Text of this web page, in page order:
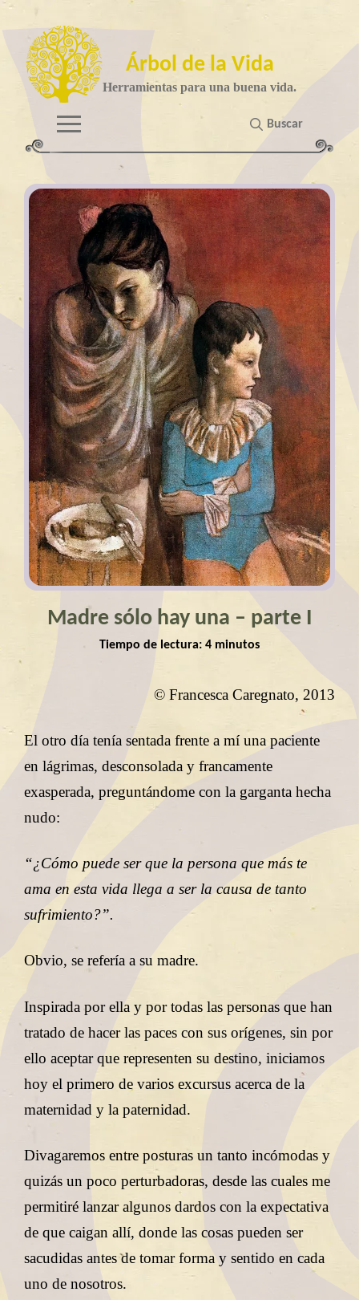
Árbol de la Vida
Herramientas para una buena vida.
Buscar
Madre sólo hay una – parte I
Tiempo de lectura: 4 minutos
© Francesca Caregnato, 2013
El otro día tenía sentada frente a mí una paciente
en lágrimas, desconsolada y francamente
exasperada, preguntándome con la garganta hecha
nudo:
“¿Cómo puede ser que la persona que más te
ama en esta vida llega a ser la causa de tanto
sufrimiento?”.
Obvio, se refería a su madre.
Inspirada por ella y por todas las personas que han
tratado de hacer las paces con sus orígenes, sin por
ello aceptar que representen su destino, iniciamos
hoy el primero de varios excursus acerca de la
maternidad y la paternidad.
Divagaremos entre posturas un tanto incómodas y
quizás un poco perturbadoras, desde las cuales me
permitiré lanzar algunos dardos con la expectativa
de que caigan allí, donde las cosas pueden ser
sacudidas antes de tomar forma y sentido en cada
uno de nosotros.